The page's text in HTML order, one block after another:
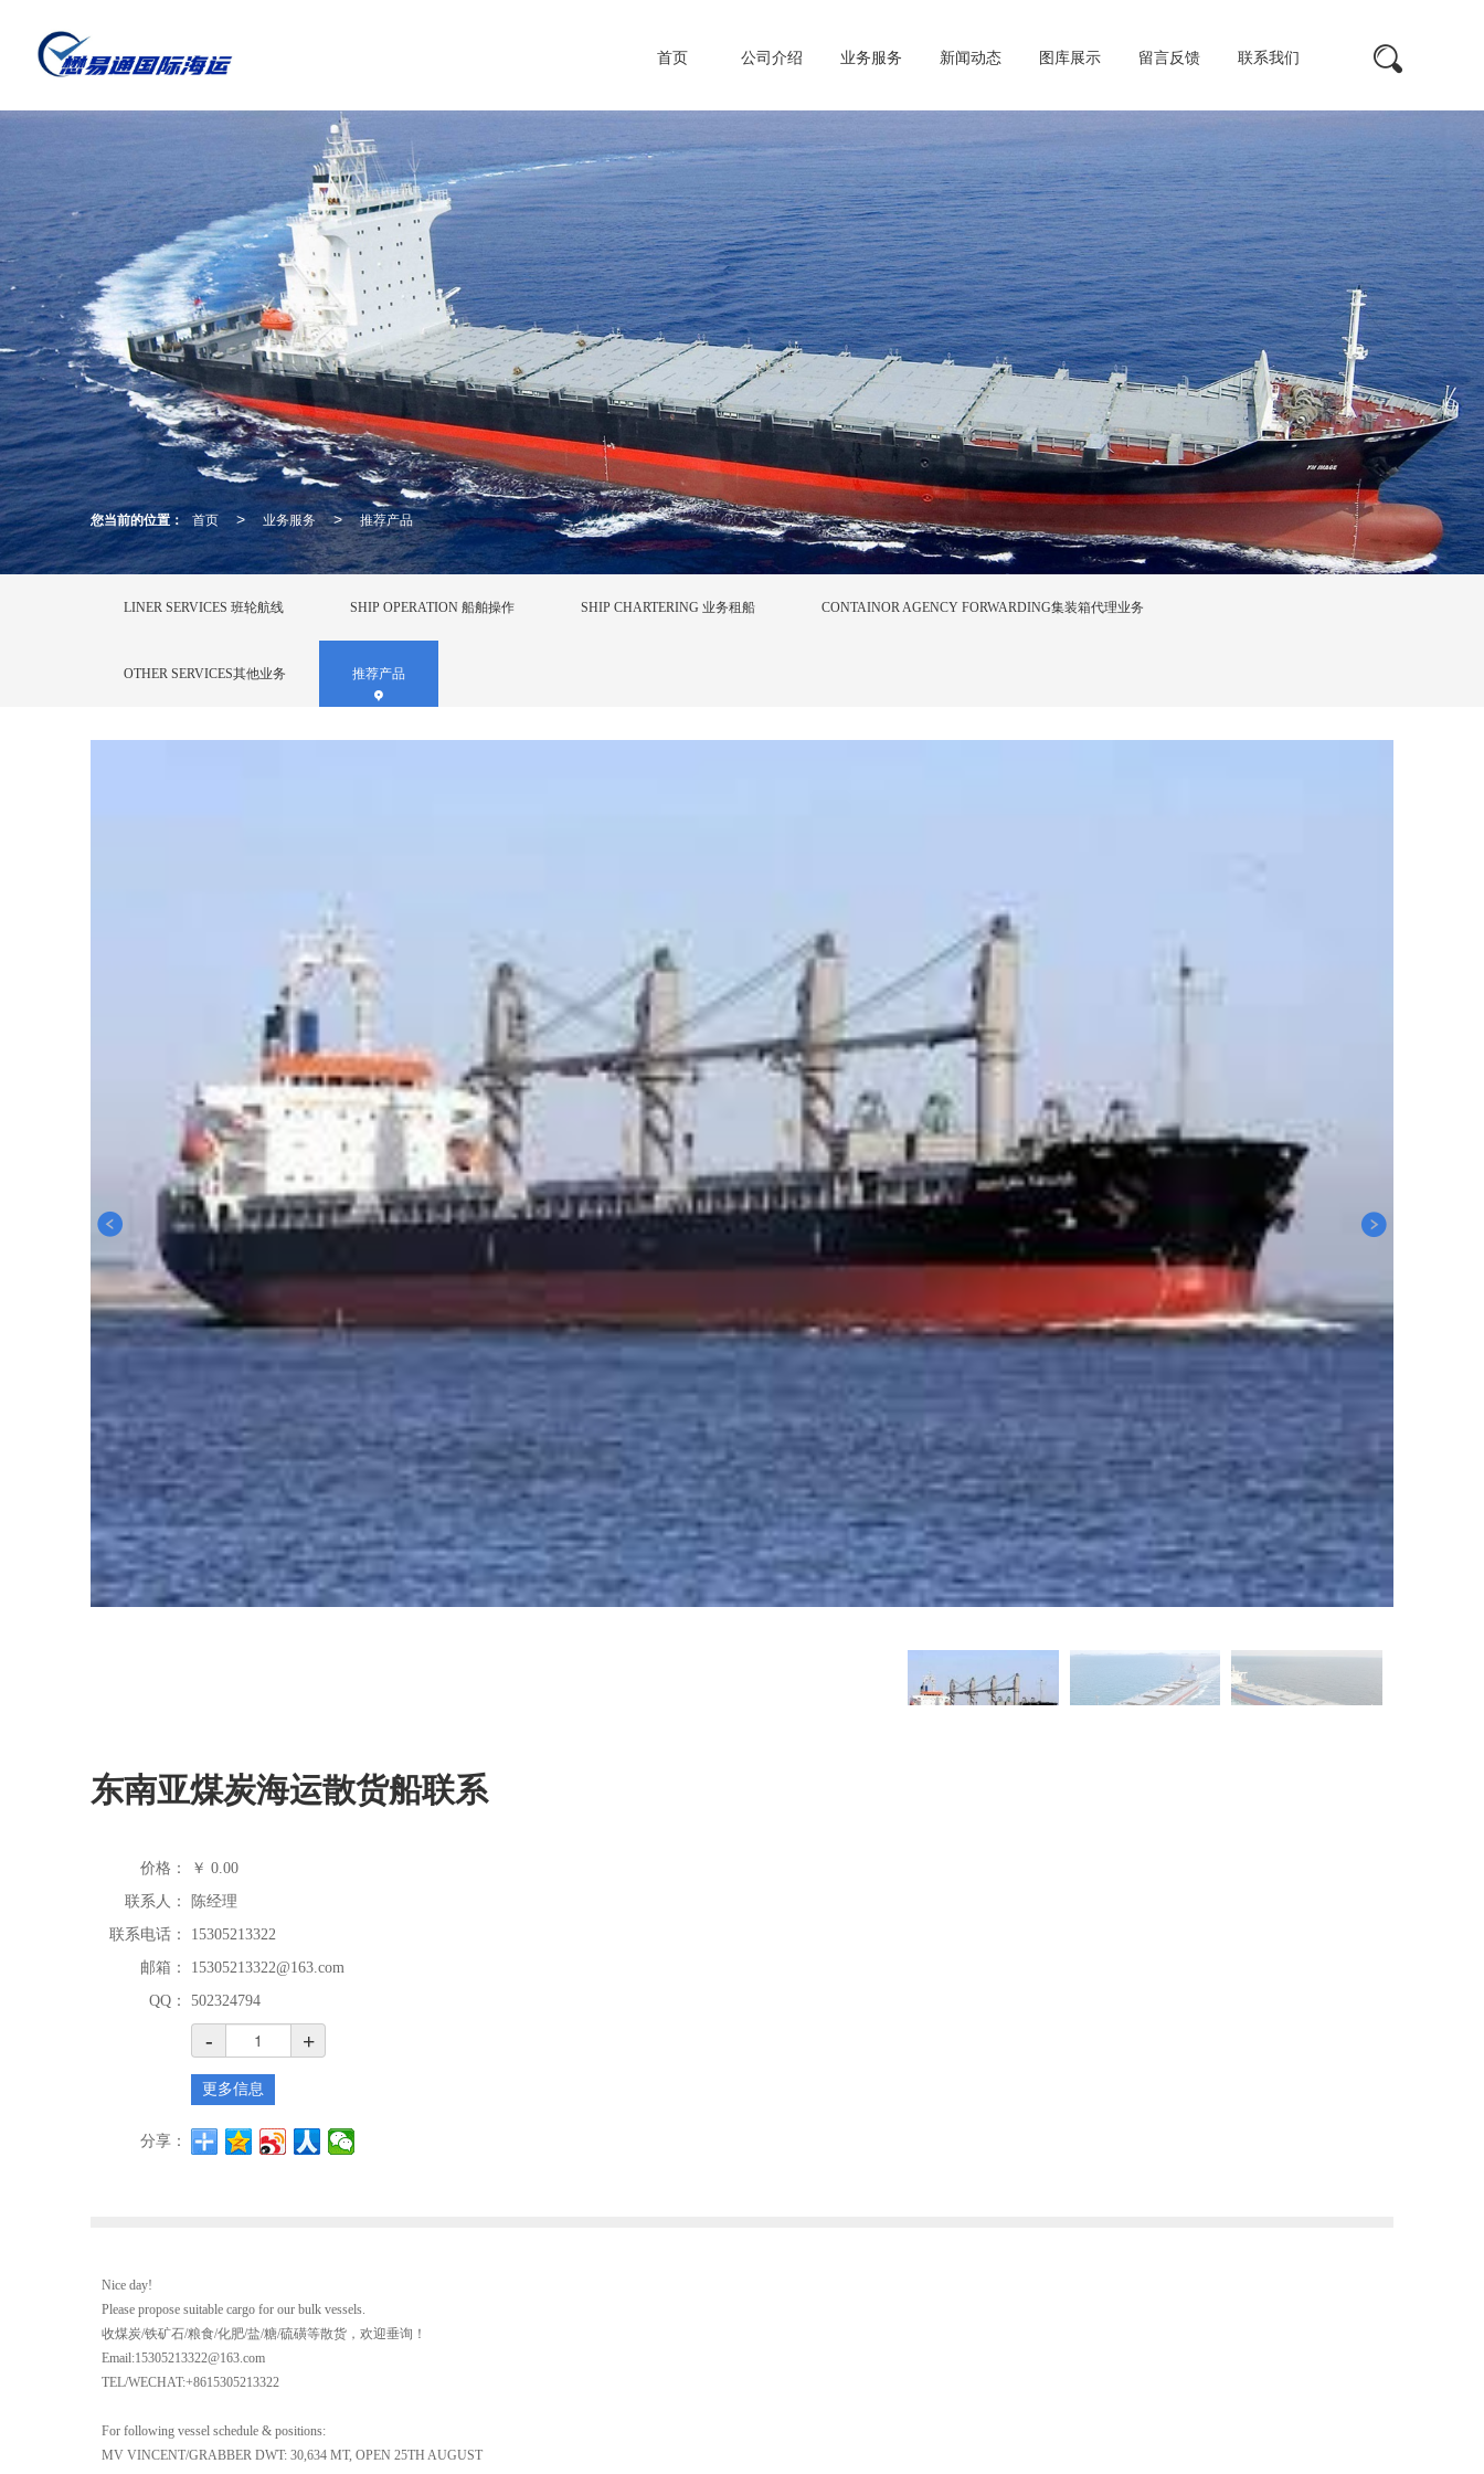
首页 公司介绍 业务服务 新闻动态 图库展示 留言反馈 联系我们
您当前的位置： 首页 > 业务服务 > 推荐产品
LINER SERVICES 班轮航线 SHIP OPERATION 船舶操作 SHIP CHARTERING 业务租船 CONTAINOR AGENCY FORWARDING集装箱代理业务
OTHER SERVICES其他业务 推荐产品
东南亚煤炭海运散货船联系
价格： ￥ 0.00
联系人：
陈经理
联系电话：
15305213322
邮箱：
15305213322@163.com
QQ：
502324794
- +
更多信息
分享：
Nice day!
Please propose suitable cargo for our bulk vessels.
收煤炭/铁矿石/粮食/化肥/盐/糖/硫磺等散货，欢迎垂询！
Email:15305213322@163.com
TEL/WECHAT:+8615305213322
For following vessel schedule & positions:
MV VINCENT/GRABBER DWT: 30,634 MT, OPEN 25TH AUGUST